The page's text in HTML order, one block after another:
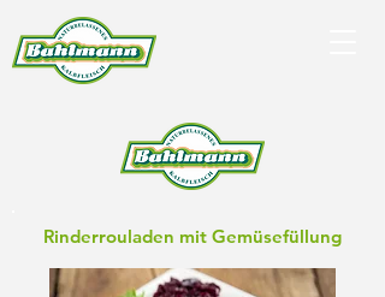
Rinderrouladen mit Gemüsefüllung